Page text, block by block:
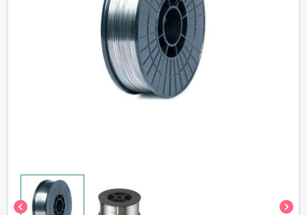
chevron_left chevron_right